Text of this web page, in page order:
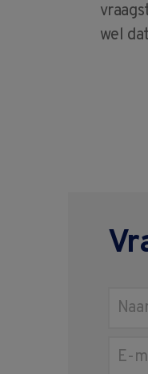
wel